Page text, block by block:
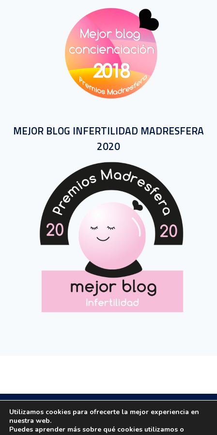
MEJOR BLOG INFERTILIDAD MADRESFERA
2020
Copyright © 2020 All rights reserved.
Utilizamos cookies para ofrecerte la mejor experiencia en
nuestra web.
Puedes aprender más sobre qué cookies utilizamos o